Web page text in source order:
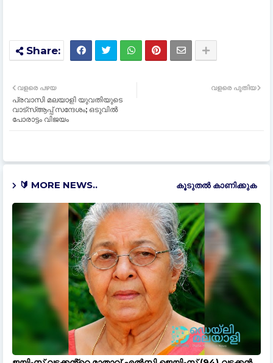
വളരെ പുതിയ
വളരെ പഴയ
പ്രവാസി മലയാളി യുവതിയുടെ
വാട്സ്ആപ്പ് സന്ദേശം; ഒടുവിൽ
പോരാട്ടം വിജയം
🔰 MORE NEWS.. കൂടുതൽ‍ കാണിക്കുക